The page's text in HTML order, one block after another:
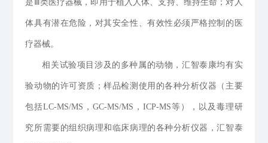
是Ⅲ类医疗器械，即用于植入人体、支持、维持生命；对人
体具有潜在危险，对其安全性、有效性必须严格控制的医
疗器械。
相关试验项目涉及的多种属的动物，汇智泰康均有实
验动物的许可资质；样品检测使用的各种分析仪器（主要
包括LC-MS/MS，GC-MS/MS，ICP-MS等），以及毒理研
究所需要的组织病理和临床病理的各种分析仪器，汇智泰